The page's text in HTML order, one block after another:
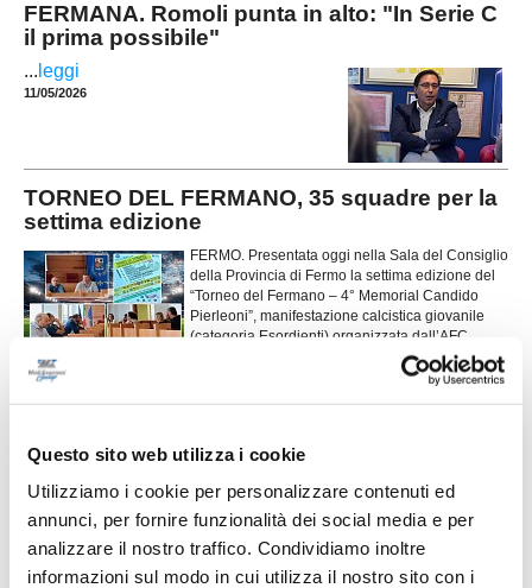
Questo sito web utilizza i cookie
Utilizziamo i cookie per personalizzare contenuti ed
annunci, per fornire funzionalità dei social media e per
analizzare il nostro traffico. Condividiamo inoltre
informazioni sul modo in cui utilizza il nostro sito con i
FERMANA. Romoli punta in alto: "In Serie C
il prima possibile"
... leggi
11/05/2026
TORNEO DEL FERMANO, 35 squadre per la
settima edizione
FERMO. Presentata oggi nella Sala del Consiglio
della Provincia di Fermo la settima edizione del
“Torneo del Fermano – 4° Memorial Candido
Pierleoni”, manifestazione calcistica giovanile
(categoria Esordienti) organizzata dall’AFC
Fermo. Cerimonieri di giornata Donatello Recchi
(deus ex machina della manifestazione) e Gi
CASETTE D'ETE. Raffaeli: "Primi da 23
giornate: promozione meritata"
CASETTE D'ETE (SANT'ELPIDIO A MARE). Una stagione da incorniciare,
costruita giorno dopo giorno, allenamento dopo allenamento. E un girone
E di Seconda categoria che si guarda dall'alto in basso. Il tecnico